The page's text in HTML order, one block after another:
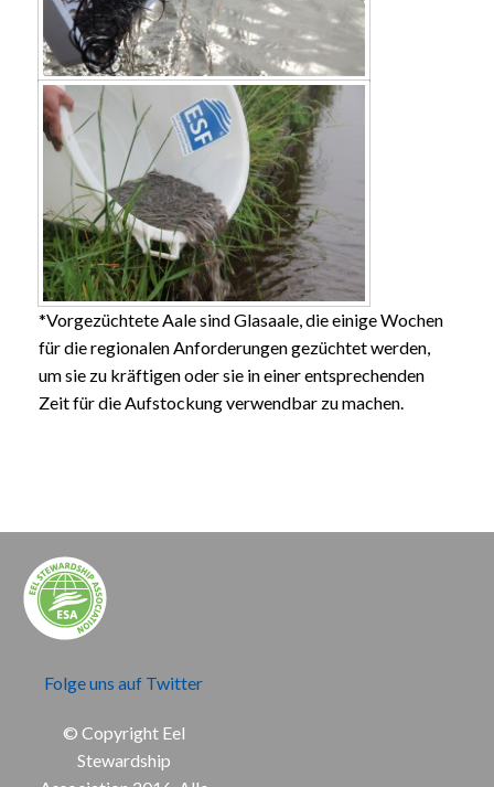
*Vorgezüchtete Aale sind Glasaale, die einige Wochen
für die regionalen Anforderungen gezüchtet werden,
um sie zu kräftigen oder sie in einer entsprechenden
Zeit für die Aufstockung verwendbar zu machen.
Folge uns auf Twitter
© Copyright Eel
Stewardship